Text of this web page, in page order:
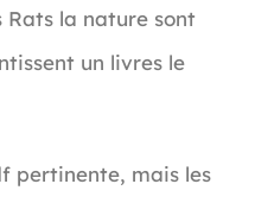
Rats la nature sont
un livres le
pertinente, mais les